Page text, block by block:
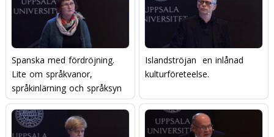
Spanska med fördröjning.
Lite om språkvanor,
språkinlärning och språksyn
bland äldre nordiska
migranter i Spanien
Islandströjan  en inlånad
kulturföreteelse.